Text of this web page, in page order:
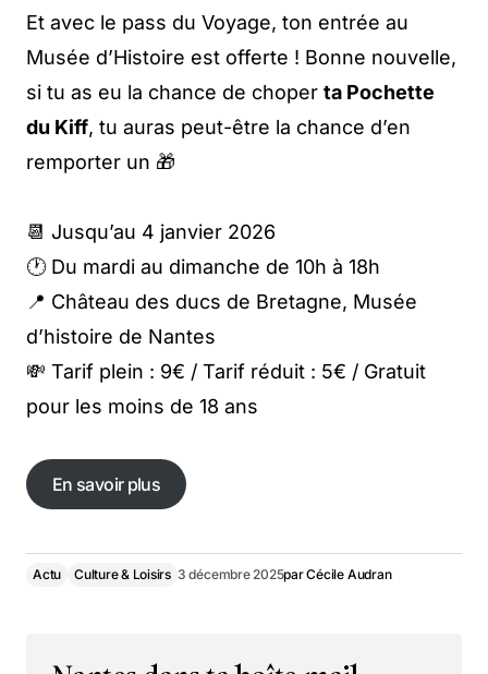
Et avec le pass du Voyage, ton entrée au
Musée d’Histoire est offerte ! Bonne nouvelle,
si tu as eu la chance de choper ta Pochette
du Kiff, tu auras peut-être la chance d’en
remporter un 🎁
📆 Jusqu’au 4 janvier 2026
🕐 Du mardi au dimanche de 10h à 18h
📍 Château des ducs de Bretagne, Musée
d’histoire de Nantes
💸 Tarif plein : 9€ / Tarif réduit : 5€ / Gratuit
pour les moins de 18 ans
En savoir plus
Actu Culture & Loisirs 3 décembre 2025parCécile Audran